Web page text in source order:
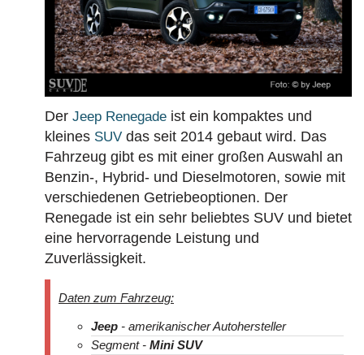
Der Jeep Renegade ist ein kompaktes und
kleines SUV das seit 2014 gebaut wird. Das
Fahrzeug gibt es mit einer großen Auswahl an
Benzin-, Hybrid- und Dieselmotoren, sowie mit
verschiedenen Getriebeoptionen. Der
Renegade ist ein sehr beliebtes SUV und bietet
eine hervorragende Leistung und
Zuverlässigkeit.
Daten zum Fahrzeug:
Jeep - amerikanischer Autohersteller
Segment - Mini SUV